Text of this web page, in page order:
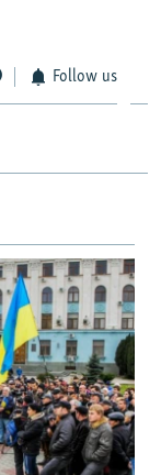
Follow us